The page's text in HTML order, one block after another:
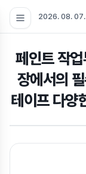
2026. 08.
페인트 작
장에서의
테이프 다양